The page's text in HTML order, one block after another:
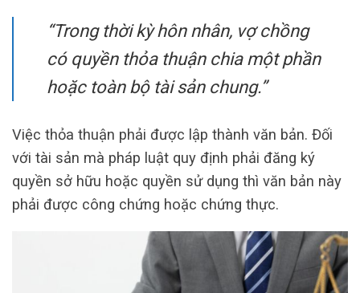
“Trong thời kỳ hôn nhân, vợ chồng
có quyền thỏa thuận chia một phần
hoặc toàn bộ tài sản chung.”
Việc thỏa thuận phải được lập thành văn bản. Đối
với tài sản mà pháp luật quy định phải đăng ký
quyền sở hữu hoặc quyền sử dụng thì văn bản này
phải được công chứng hoặc chứng thực.